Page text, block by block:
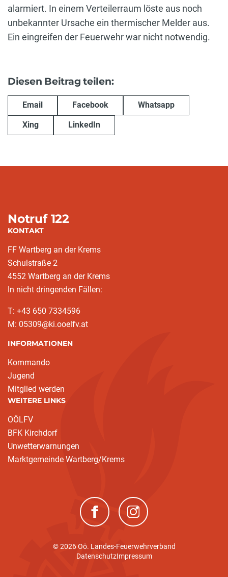
alarmiert. In einem Verteilerraum löste aus noch
unbekannter Ursache ein thermischer Melder aus.
Ein eingreifen der Feuerwehr war nicht notwendig.
Diesen Beitrag teilen:
Email Facebook Whatsapp
Xing LinkedIn
Notruf 122
KONTAKT
FF Wartberg an der Krems
Schulstraße 2
4552 Wartberg an der Krems
In nicht dringenden Fällen:
T: +43 650 7334596
M: 05309@ki.ooelfv.at
INFORMATIONEN
Kommando
Jugend
Mitglied werden
WEITERE LINKS
OÖLFV
BFK Kirchdorf
Unwetterwarnungen
Marktgemeinde Wartberg/Krems
(neues Fenster)(neues Fenster)
© 2026 Oö. Landes-Feuerwehrverband
DatenschutzImpressum